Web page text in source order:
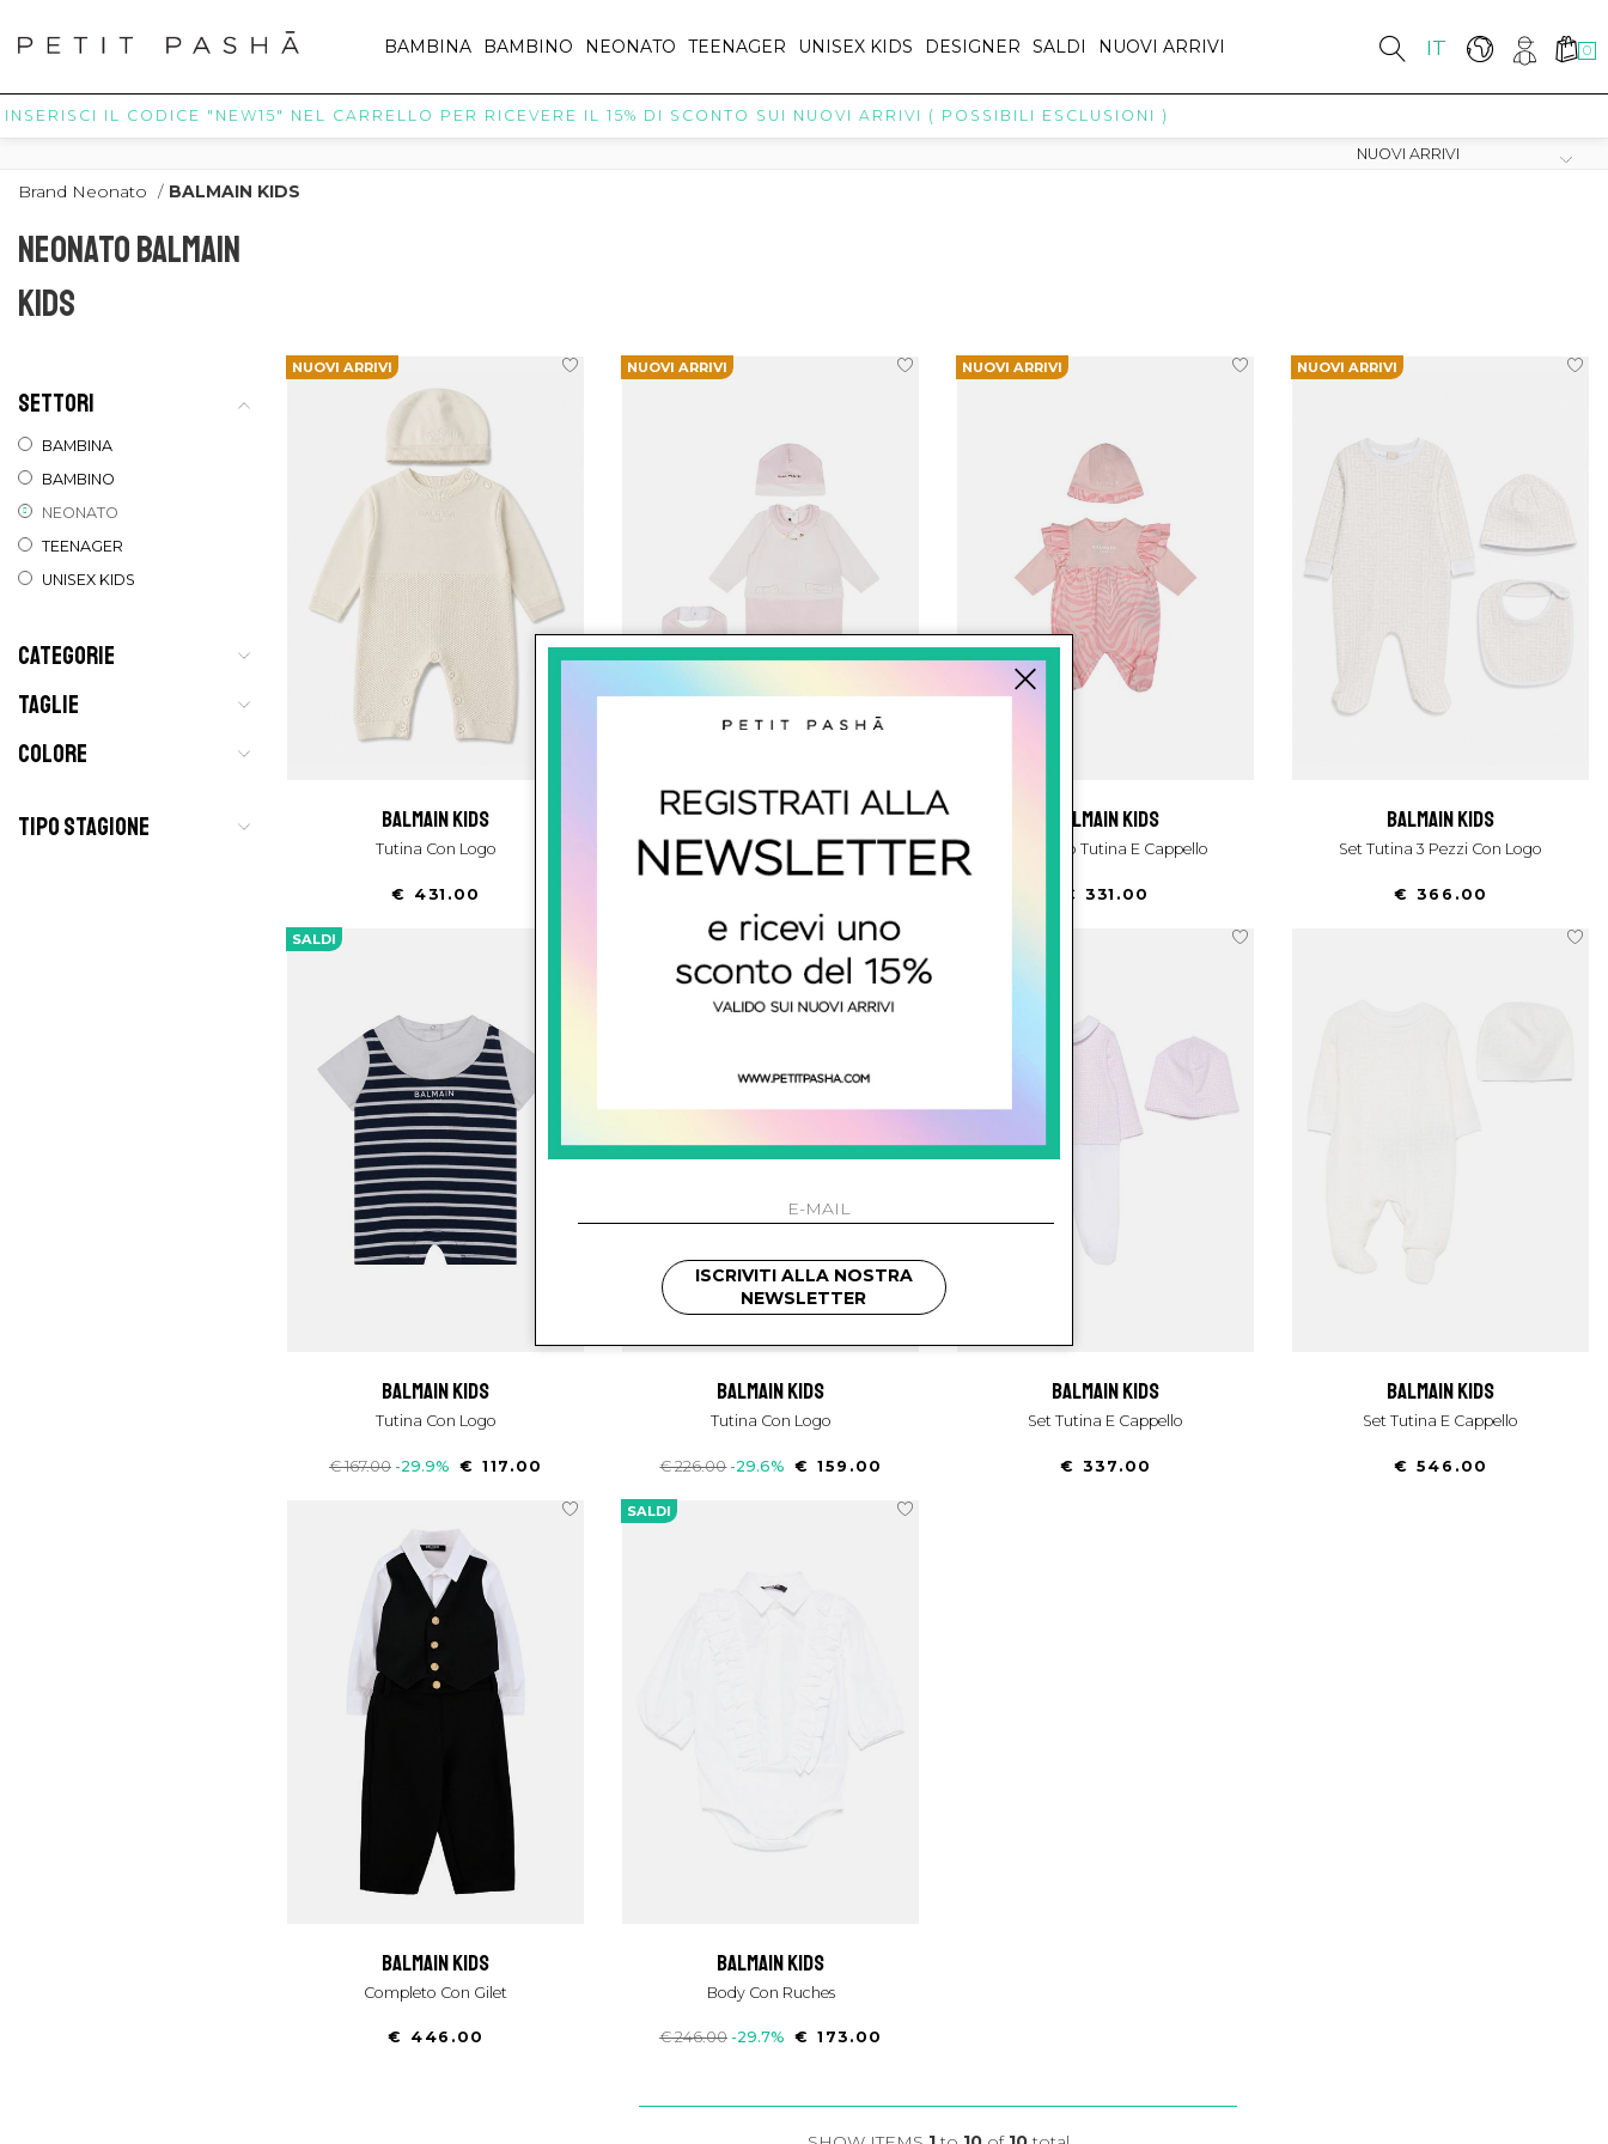
IT 0
BAMBINA BAMBINO NEONATO TEENAGER UNISEX KIDS DESIGNER SALDI NUOVI ARRIVI
IL CODICE "NEW15" NEL CARRELLO PER RICEVERE IL 15% DI SCONTO SUI NUOVI ARRIVI ( POSSIBILI ESCLUSIONI )
Brand Neonato / BALMAIN KIDS
NEONATO BALMAIN
KIDS
SETTORI
BAMBINA
BAMBINO
NEONATO
TEENAGER
UNISEX KIDS
CATEGORIE
TAGLIE
COLORE
TIPO STAGIONE
NUOVI ARRIVI
balmain kids
Tutina Con Logo
€ 431.00
NUOVI ARRIVI
balmain kids
Set Tutina, Cappello E Bavetta
NUOVI ARRIVI
balmain kids
Completo Tutina E Cappello
€ 331.00
NUOVI ARRIVI
balmain kids
Set Tutina 3 Pezzi Con Logo
€ 366.00
SALDI
balmain kids
Tutina Con Logo
€ 167.00 -29.9% € 117.00
balmain kids
Tutina Con Logo
€ 226.00 -29.6% € 159.00
balmain kids
Set Tutina E Cappello
€ 337.00
balmain kids
Set Tutina E Cappello
€ 546.00
balmain kids
Completo Con Gilet
€ 446.00
SALDI
balmain kids
Body Con Ruches
€ 246.00 -29.7% € 173.00
ISCRIVITI ALLA NOSTRA
NEWSLETTER